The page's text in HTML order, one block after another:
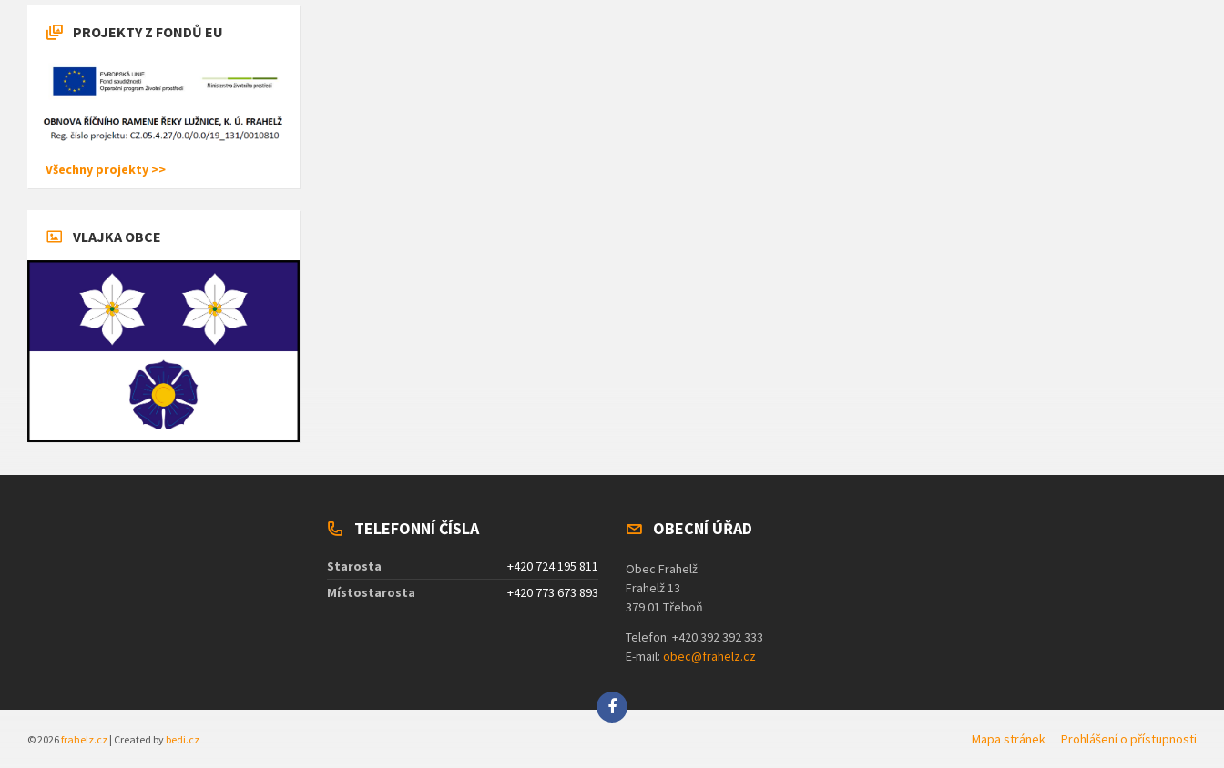
PROJEKTY Z FONDŮ EU
Všechny projekty >>
VLAJKA OBCE
TELEFONNÍ ČÍSLA
Starosta
+420 724 195 811
Místostarosta
+420 773 673 893
OBECNÍ ÚŘAD
Obec Frahelž
Frahelž 13
379 01 Třeboň
Telefon: +420 392 392 333
E-mail: obec@frahelz.cz
Mapa stránek Prohlášení o přístupnosti
© 2026frahelz.cz | Created bybedi.cz